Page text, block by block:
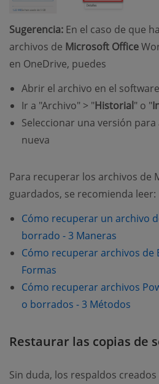
Sugerencia: En el caso de que
archivos de Microsoft Office
en OneDrive, puedes
Abrir el archivo en el
Ir a "Archivo" > "Historial" o "
Seleccionar una versión
nueva
Para recuperar los archivos de
guardados, se recomienda leer:
Cómo recuperar un archivo
borrado - 3 Maneras
Cómo recuperar archivos de
Formas
Cómo recuperar archivos
o borrados - 3 Métodos
Restaurar las copias de
Sin duda, los respaldos